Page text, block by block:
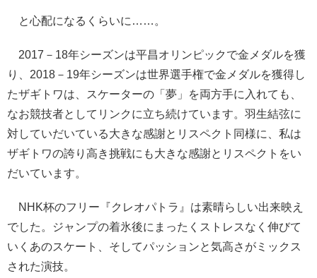
と心配になるくらいに……。
2017－18年シーズンは平昌オリンピックで金メダルを獲
り、2018－19年シーズンは世界選手権で金メダルを獲得し
たザギトワは、スケーターの「夢」を両方手に入れても、
なお競技者としてリンクに立ち続けています。羽生結弦に
対していだいている大きな感謝とリスペクト同様に、私は
ザギトワの誇り高き挑戦にも大きな感謝とリスペクトをい
だいています。
NHK杯のフリー『クレオパトラ』は素晴らしい出来映え
でした。ジャンプの着氷後にまったくストレスなく伸びて
いくあのスケート、そしてパッションと気高さがミックス
された演技。